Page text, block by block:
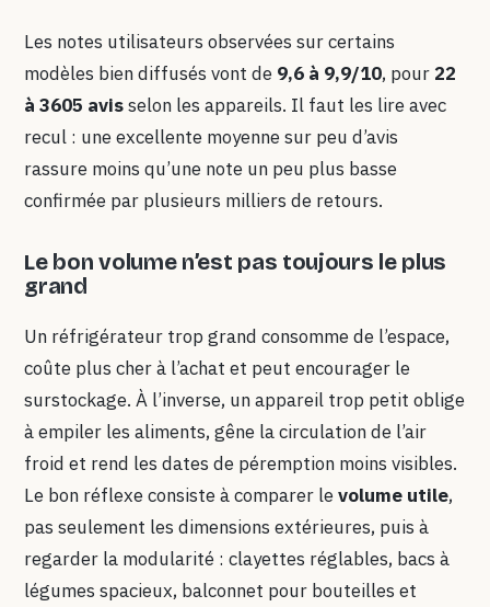
Les notes utilisateurs observées sur certains
modèles bien diffusés vont de 9,6 à 9,9/10, pour 22
à 3605 avisselon les appareils. Il faut les lire avec
recul : une excellente moyenne sur peu d’avis
rassure moins qu’une note un peu plus basse
confirmée par plusieurs milliers de retours.
Le bon volume n’est pas toujours le plus
grand
Un réfrigérateur trop grand consomme de l’espace,
coûte plus cher à l’achat et peut encourager le
surstockage. À l’inverse, un appareil trop petit oblige
à empiler les aliments, gêne la circulation de l’air
froid et rend les dates de péremption moins visibles.
Le bon réflexe consiste à comparer levolume utile,
pas seulement les dimensions extérieures, puis à
regarder la modularité : clayettes réglables, bacs à
légumes spacieux, balconnet pour bouteilles et